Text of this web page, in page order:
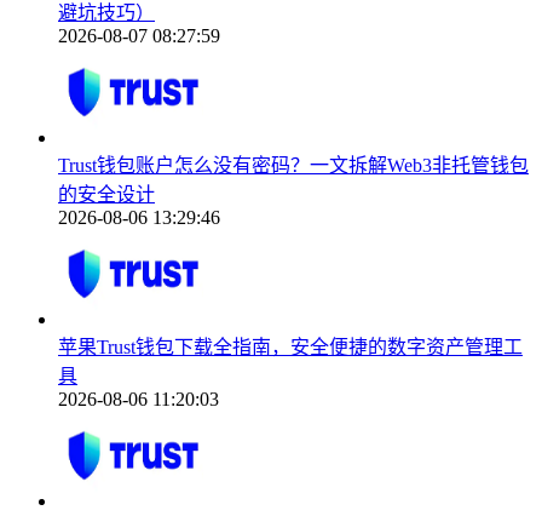
避坑技巧）
2026-08-07 08:27:59
Trust钱包账户怎么没有密码？一文拆解Web3非托管钱包
的安全设计
2026-08-06 13:29:46
苹果Trust钱包下载全指南，安全便捷的数字资产管理工
具
2026-08-06 11:20:03